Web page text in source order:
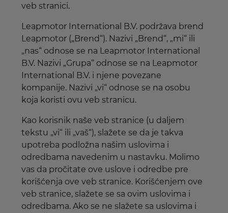
veb stranici.
Leapmotor International B.V. podržava brend
Leapmotor („Brend“). Nazivi „Brend“, „mi“ ili
„nas“ odnose se na Leapmotor International
B.V. Nazivi „Grupa“ odnose se na Leapmotor
International B.V. i njene povezane
kompanije. Nazivi „vi“ odnose se na osobu
koja koristi ovu veb stranicu.
Kao korisnik naše veb stranice (u daljem
tekstu „vi“ ili „vaš“), slažete se da je takva
upotreba podložna našim uslovima i
odredbama navedenim u nastavku. Molimo
vas da pročitate ove uslove i odredbe pre
korišćenja ove veb stranice. Korišćenjem ove
veb stranice, slažete se sa ovim uslovima i
odredbama. Ako se ne slažete sa uslovima i